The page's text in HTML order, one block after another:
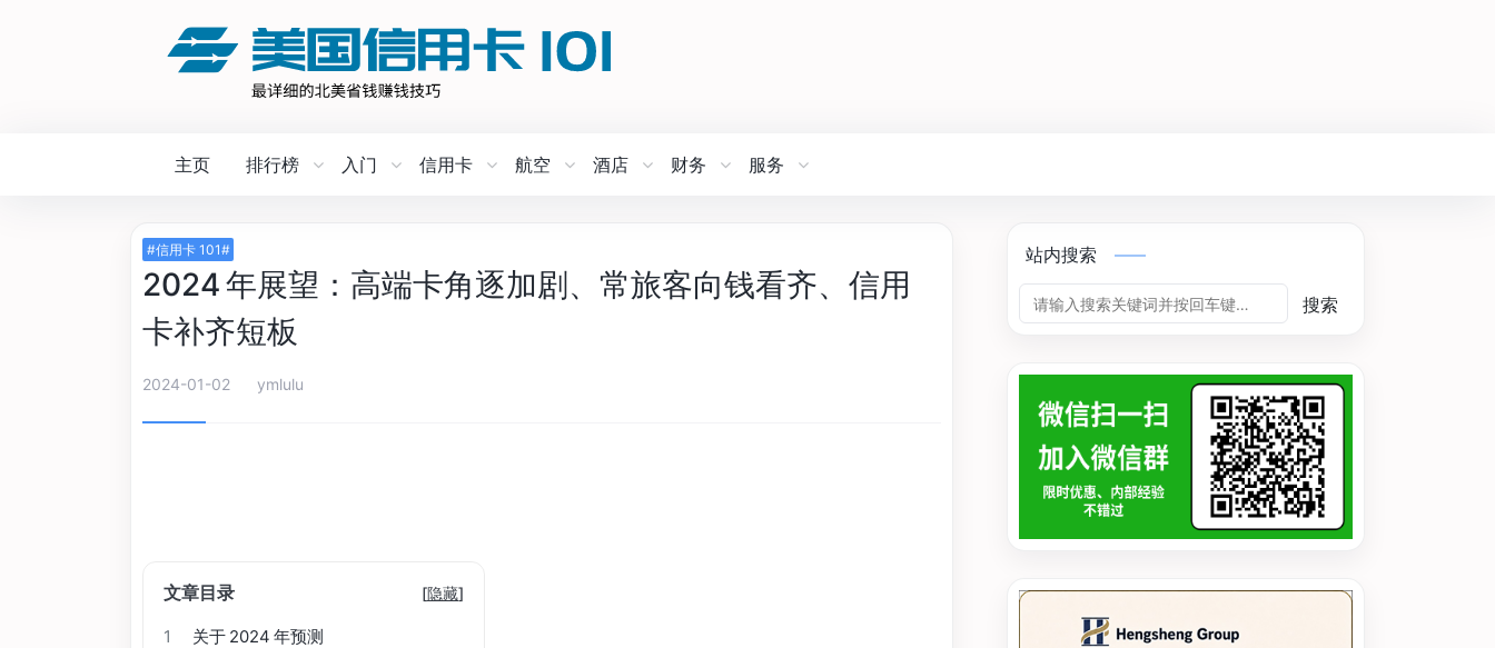
主页 排行榜 入门 信用卡 航空 酒店 财务 服务
#信用卡 101#
2024 年展望：高端卡角逐加剧、常旅客向钱看齐、信用
卡补齐短板
2024-01-02 ymlulu
文章目录 [隐藏]
1
关于 2024 年预测
站内搜索
搜索